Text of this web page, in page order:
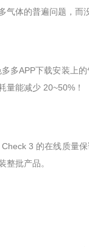
的普遍问题，而没
多多APP下载安装
减少 20~50%！
Check 3 的在线质
批产品。